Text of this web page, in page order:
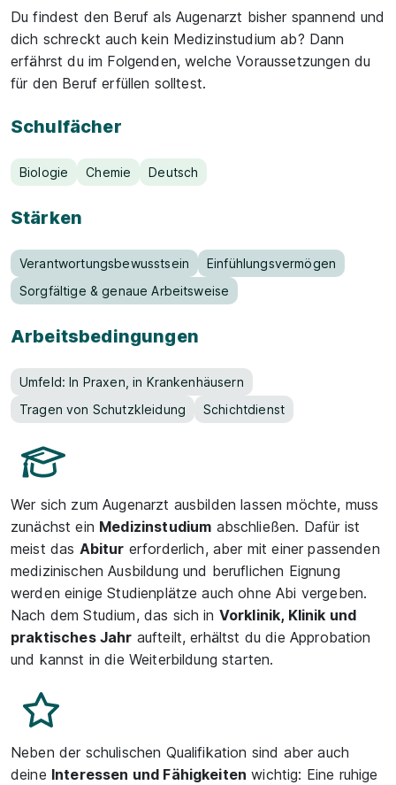
Du findest den Beruf als Augenarzt bisher spannend und
dich schreckt auch kein Medizinstudium ab? Dann
erfährst du im Folgenden, welche Voraussetzungen du
für den Beruf erfüllen solltest.
Schulfächer
Biologie Chemie Deutsch
Stärken
Verantwortungsbewusstsein
Einfühlungsvermögen
Sorgfältige & genaue Arbeitsweise
Arbeitsbedingungen
Umfeld: In Praxen, in Krankenhäusern
Tragen von Schutzkleidung
Schichtdienst
Wer sich zum Augenarzt ausbilden lassen möchte, muss
zunächst ein Medizinstudium abschließen. Dafür ist
meist das Abitur erforderlich, aber mit einer passenden
medizinischen Ausbildung und beruflichen Eignung
werden einige Studienplätze auch ohne Abi vergeben.
Nach dem Studium, das sich in Vorklinik, Klinik und
praktisches Jahr aufteilt, erhältst du die Approbation
und kannst in die Weiterbildung starten.
Neben der schulischen Qualifikation sind aber auch
deine Interessen und Fähigkeiten wichtig: Eine ruhige